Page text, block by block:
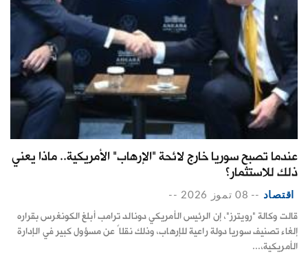
عندما تصبح سوريا خارج لائحة "الإرهاب" الأمريكية.. ماذا يعني
ذلك للاستثمار؟
اقتصاد -- 08 تموز 2026 --
قالت وكالة "رويترز"، إن الرئيس الأمريكي دونالد ترامب أبلغ الكونغرس بقراره
إلغاء تصنيف سوريا دولة راعية للإرهاب، وذلك نقلاً عن مسؤول كبير في الإدارة
الأمريكية،...